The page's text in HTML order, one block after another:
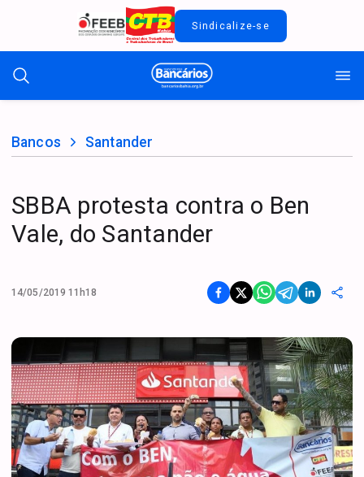
Sindicalize-se
Bancos Santander
SBBA protesta contra o Ben
Vale, do Santander
14/05/2019 11h18